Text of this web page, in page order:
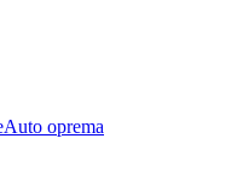
Auto oprema